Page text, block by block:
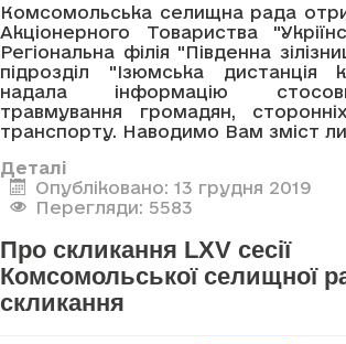
Комсомольська селищна рада
Акціонерного Товариства
Регіональна філія "Південна
підрозділ "Ізюмська дистанція
надала інформацію
травмування громадян,
транспорту. Наводимо Вам зміст
Деталі
Опубліковано: 13 грудня 2019
Перегляди: 5583
Про скликання LXV сесії
Комсомольської селищної
скликання